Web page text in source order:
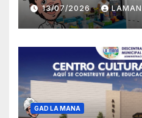
13/07/2026
GAD LA MANA